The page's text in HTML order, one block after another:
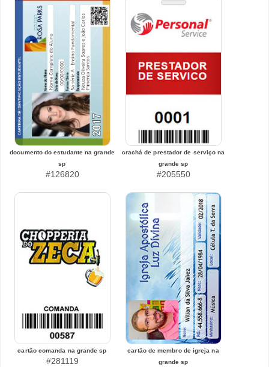
documento do estudante na grande
sp
#126820
crachá de prestador de serviço na
grande sp
#205550
cartão comanda na grande sp
#281119
cartão de membro de igreja na
grande sp